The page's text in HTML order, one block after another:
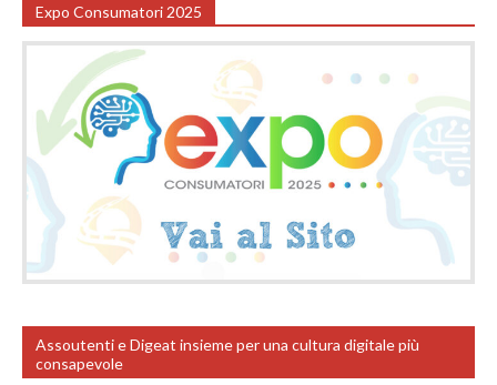
Expo Consumatori 2025
Assoutenti e Digeat insieme per una cultura digitale più
consapevole